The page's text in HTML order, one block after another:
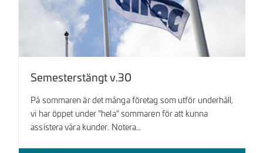
Semesterstängt v.30
På sommaren är det många företag som utför underhåll,
vi har öppet under "hela" sommaren för att kunna
assistera våra kunder. Notera…